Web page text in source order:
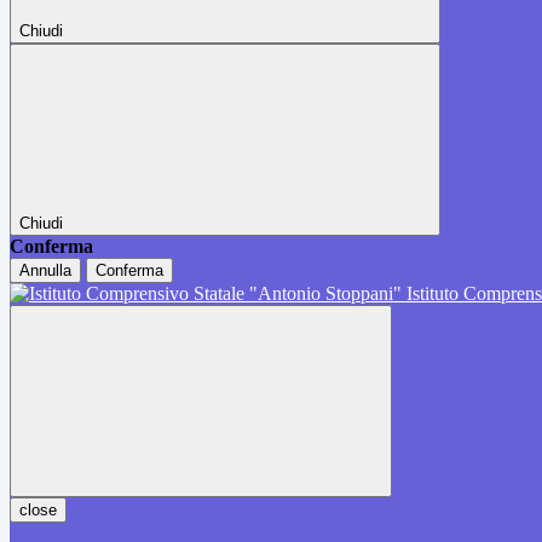
Chiudi
Chiudi
Conferma
Annulla Conferma
Istituto
close